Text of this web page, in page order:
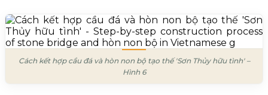
Cách kết hợp cầu đá và hòn non bộ tạo thế 'Sơn Thủy hữu tình' –
Hình 6